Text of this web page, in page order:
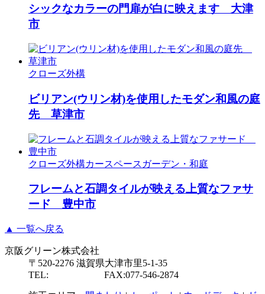
シックなカラーの門扉が白に映えます 大津
市
クローズ外構
ビリアン(ウリン材)を使用したモダン和風の庭
先 草津市
クローズ外構カースペース ガーデン・和庭
フレームと石調タイルが映える上質なファサ
ード 豊中市
▲ 一覧へ戻る
京阪グリーン株式会社
〒520-2276 滋賀県大津市里5-1-35
TEL:
FAX:077-546-2874